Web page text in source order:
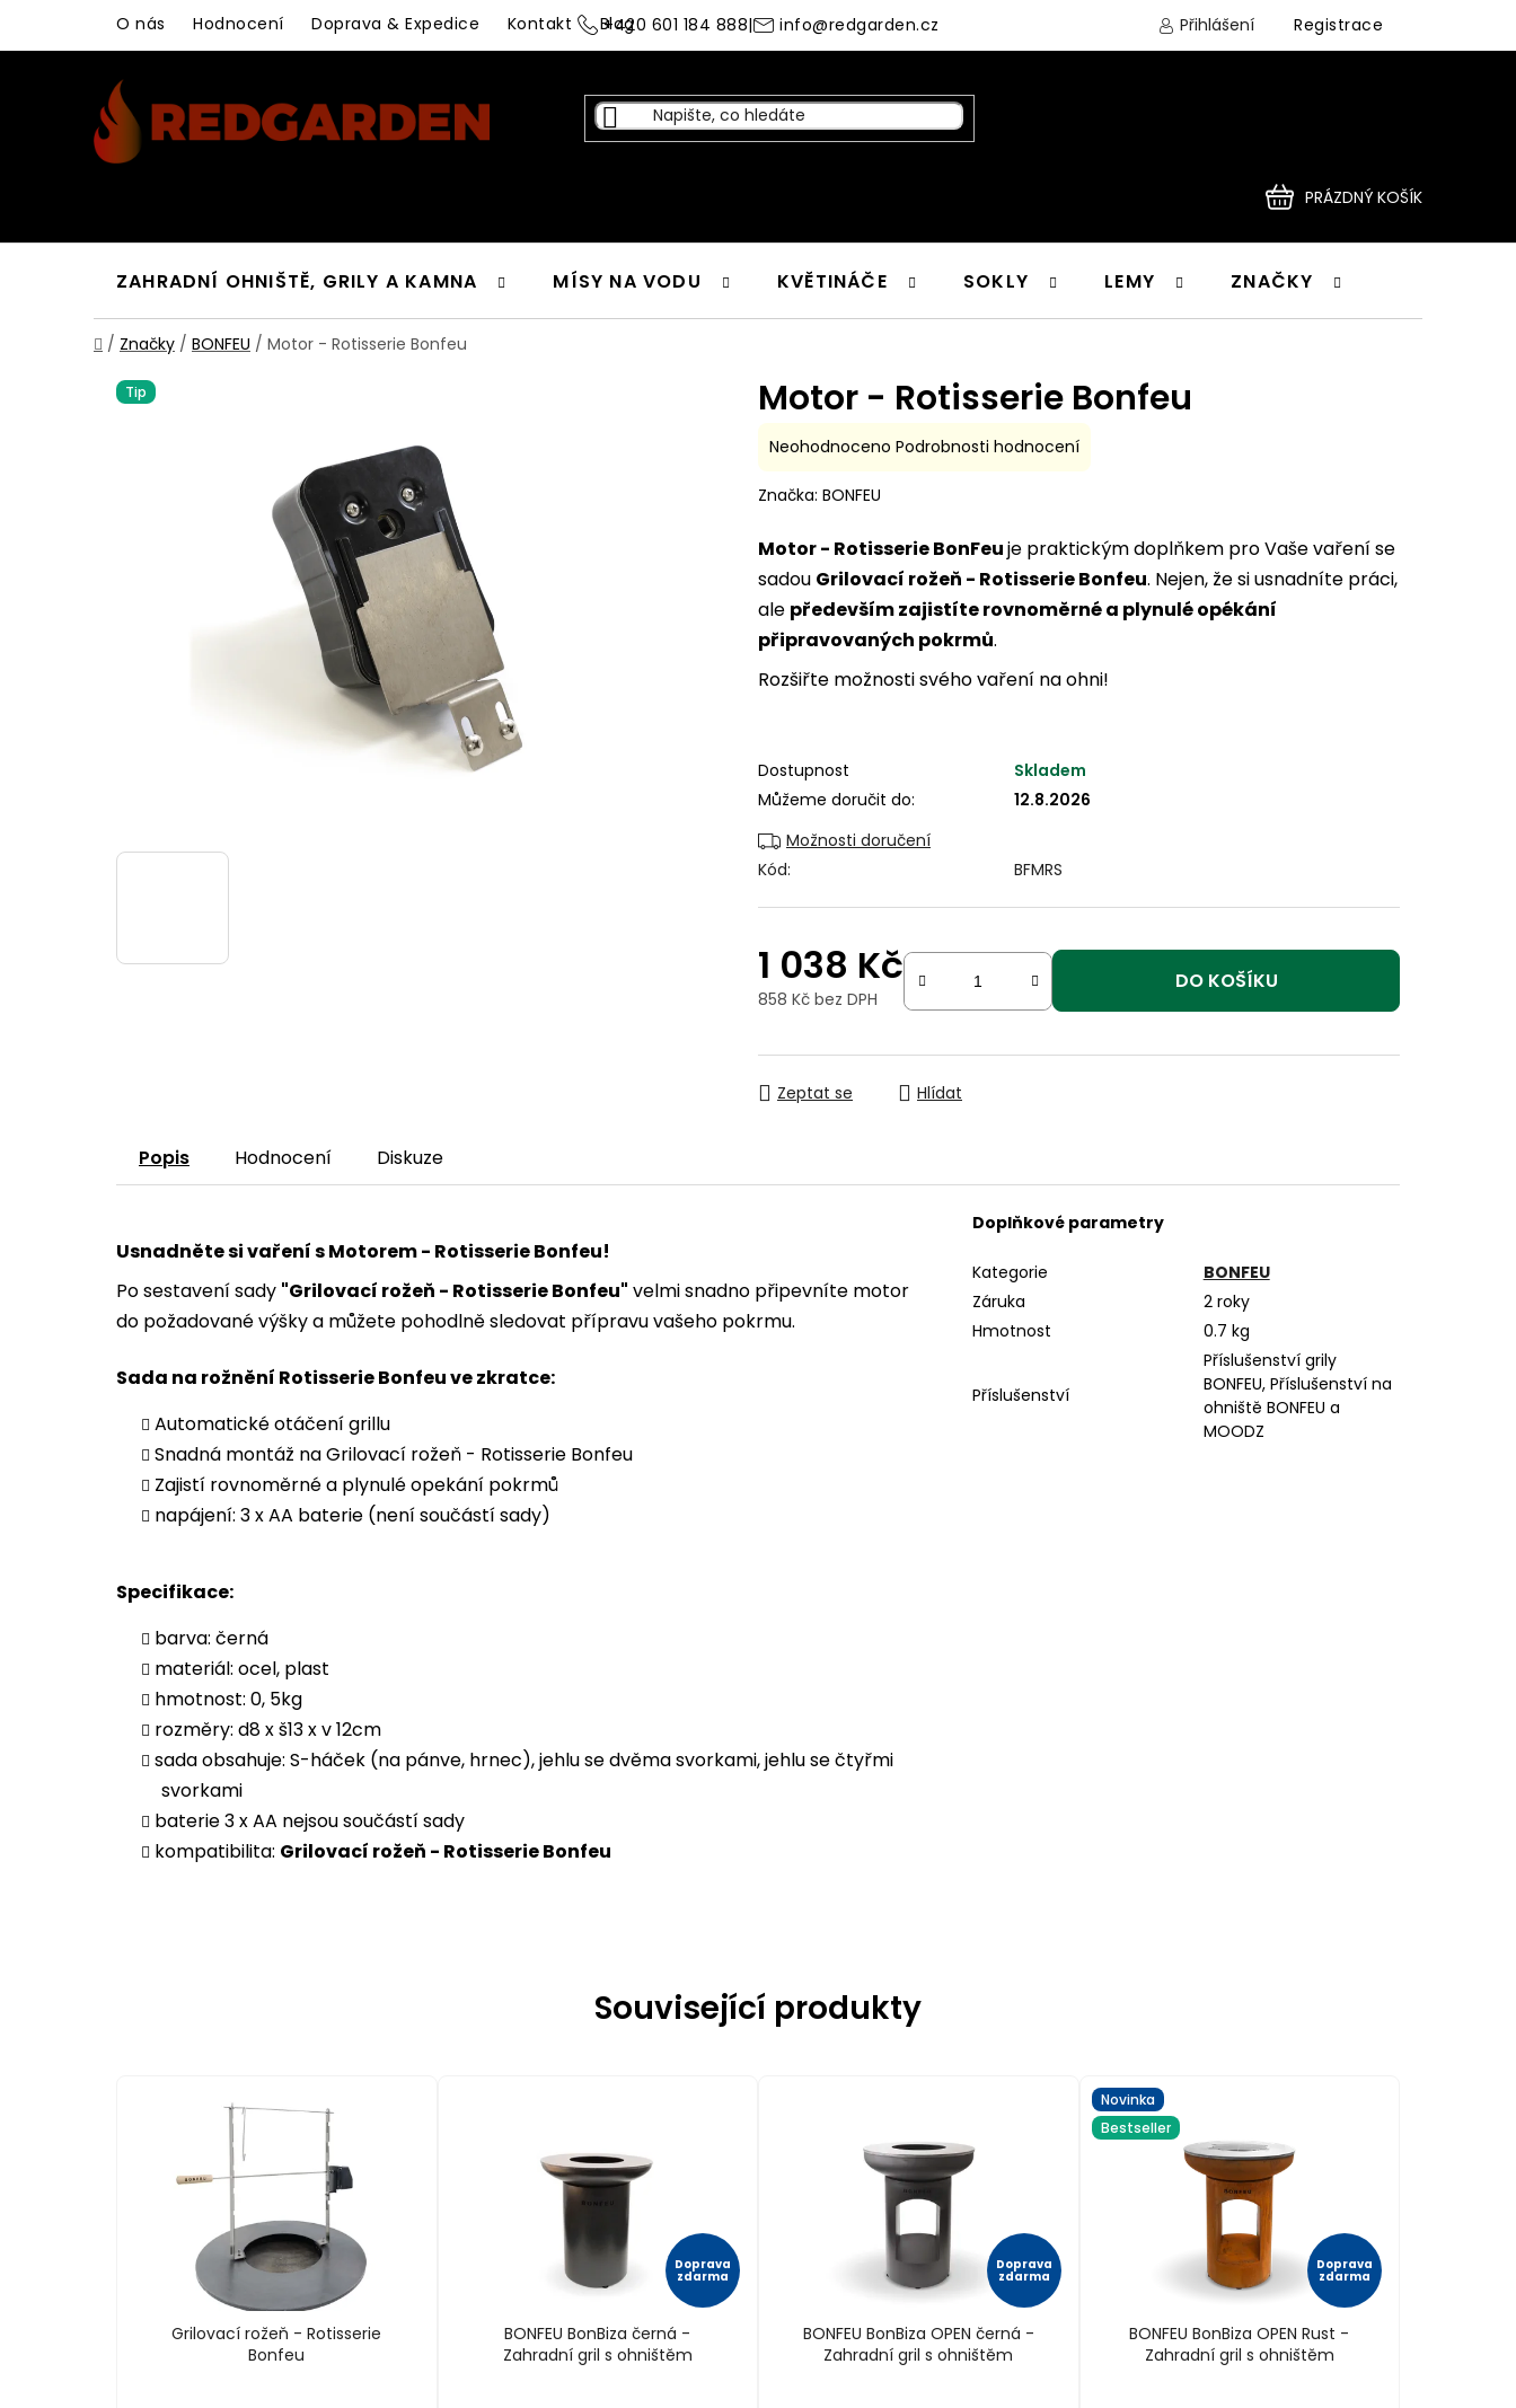
obsah
O nás Hodnocení Doprava & Expedice Kontakt Blog Přihlášení Registrace
+420 601 184 888| info@redgarden.cz
KOŠÍK
PRÁZDNÝ KOŠÍK
ZAHRADNÍ OHNIŠTĚ, GRILY A KAMNA MÍSY NA VODU KVĚTINÁČE SOKLY LEMY ZNAČKY
Domů
/ Značky / BONFEU / Motor - Rotisserie Bonfeu
Motor - Rotisserie Bonfeu
Průměrné
produktu
0,0
z
5
hvězdiček.
Neohodnoceno Podrobnosti hodnocení
Značka: BONFEU
Motor - Rotisserie BonFeuje praktickým doplňkem pro Vaše vaření se
sadou Grilovací rožeň - Rotisserie Bonfeu. Nejen, že si usnadníte práci,
ale především zajistíte rovnoměrné a plynulé opékání
připravovaných pokrmů.
Rozšiřte možnosti svého vaření na ohni!
Dostupnost
Skladem
Můžeme doručit do:
12.8.2026
Možnosti doručení
Kód:
BFMRS
1 038 Kč
858 Kč bez DPH
DO KOŠÍKU
Zeptat se Hlídat
Tip
Popis Hodnocení Diskuze
Usnadněte si vaření s Motorem - Rotisserie Bonfeu!
Po sestavení sady "Grilovací rožeň - Rotisserie Bonfeu" velmi snadno připevníte motor
do požadované výšky a můžete pohodlně sledovat přípravu vašeho pokrmu.
Sada na rožnění Rotisserie Bonfeu ve zkratce:
Automatické otáčení grillu
Snadná montáž na Grilovací rožeň - Rotisserie Bonfeu
Zajistí rovnoměrné a plynulé opekání pokrmů
napájení: 3 x AA baterie (není součástí sady)
Specifikace:
barva: černá
materiál: ocel, plast
hmotnost: 0, 5kg
rozměry: d8 x š13 x v 12cm
sada obsahuje: S-háček (na pánve, hrnec), jehlu se dvěma svorkami, jehlu se čtyřmi
svorkami
baterie 3 x AA nejsou součástí sady
kompatibilita: Grilovací rožeň - Rotisserie Bonfeu
Doplňkové parametry
Kategorie
BONFEU
Záruka
2 roky
Hmotnost
0.7 kg
Příslušenství
Příslušenství grily
BONFEU, Příslušenství na
ohniště BONFEU a
MOODZ
Související produkty
Grilovací rožeň - Rotisserie
Bonfeu
Doprava
zdarma
BONFEU BonBiza černá -
Zahradní gril s ohništěm
Doprava
zdarma
BONFEU BonBiza OPEN černá -
Zahradní gril s ohništěm
Novinka
Bestseller
Doprava
zdarma
BONFEU BonBiza OPEN Rust -
Zahradní gril s ohništěm